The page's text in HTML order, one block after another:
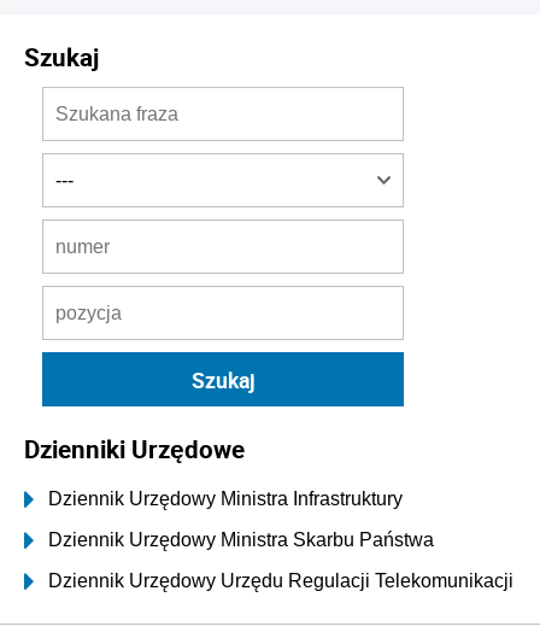
Szukaj
Dzienniki Urzędowe
Dziennik Urzędowy Ministra Infrastruktury
Dziennik Urzędowy Ministra Skarbu Państwa
Dziennik Urzędowy Urzędu Regulacji Telekomunikacji